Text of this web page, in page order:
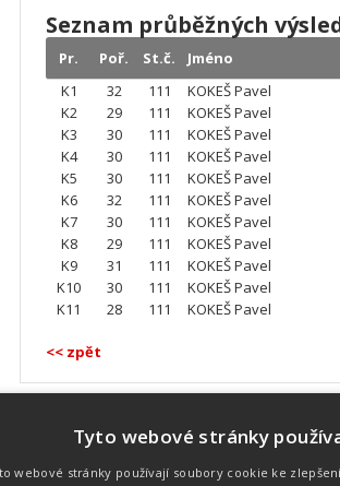
Seznam průběžných
Pr. Poř. St.č. Jméno
K1
32 111 KOKEŠ Pavel
K2
29 111 KOKEŠ Pavel
K3
30 111 KOKEŠ Pavel
K4
30 111 KOKEŠ Pavel
K5
30 111 KOKEŠ Pavel
K6
32 111 KOKEŠ Pavel
K7
30 111 KOKEŠ Pavel
K8
29 111 KOKEŠ Pavel
K9
31 111 KOKEŠ Pavel
K10
30 111 KOKEŠ Pavel
K11
28 111 KOKEŠ Pavel
<< zpět
Náš tým
Náš tým je schopen
úrovni zajistit
Tyto webové stránky
webové stránky používají soubory cookie ke